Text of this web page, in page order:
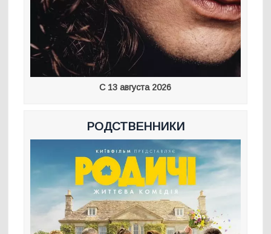
С 13 августа 2026
РОДСТВЕННИКИ